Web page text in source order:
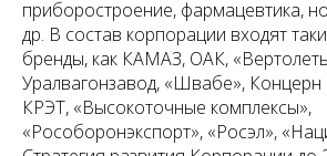
приборостроение, фармацевтика,
др. В состав корпорации входят
бренды, как КАМАЗ, ОАК,
Уралвагонзавод, «Швабе»,
КРЭТ, «Высокоточные комплексы»,
«Рособоронэкспорт», «Росэл»,